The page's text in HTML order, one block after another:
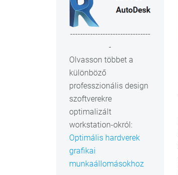
--------------------------------
-
Olvasson többet a
különböző
professzionális design
szoftverekre
optimalizált
workstation-okról:
Optimális hardverek
grafikai
munkaállomásokhoz